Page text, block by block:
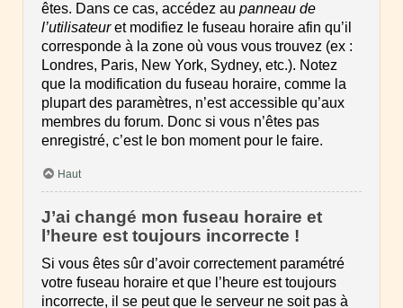
êtes. Dans ce cas, accédez au panneau de
l’utilisateuret modifiez le fuseau horaire afin qu’il
corresponde à la zone où vous vous trouvez (ex :
Londres, Paris, New York, Sydney, etc.). Notez
que la modification du fuseau horaire, comme la
plupart des paramètres, n’est accessible qu’aux
membres du forum. Donc si vous n’êtes pas
enregistré, c’est le bon moment pour le faire.
Haut
J’ai changé mon fuseau horaire et
l’heure est toujours incorrecte !
Si vous êtes sûr d’avoir correctement paramétré
votre fuseau horaire et que l’heure est toujours
incorrecte, il se peut que le serveur ne soit pas à